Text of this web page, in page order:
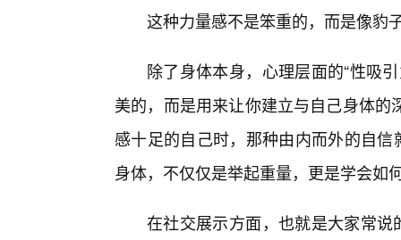
这种力量感不是笨重的，而是像豹
除了身体本身，心理层面的“性吸
美的，而是用来让你建立与自己身体
感十足的自己时，那种由内而外的自
身体，不仅仅是举起重量，更是学会如
在社交展示方面，也就是大家常说